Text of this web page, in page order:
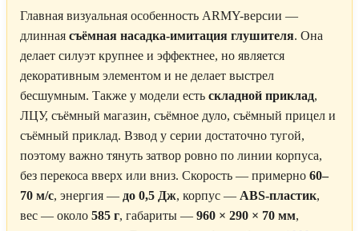
Главная визуальная особенность ARMY-версии —
длинная съёмная насадка-имитация глушителя. Она
делает силуэт крупнее и эффектнее, но является
декоративным элементом и не делает выстрел
бесшумным. Также у модели есть складной приклад,
ЛЦУ, съёмный магазин, съёмное дуло, съёмный прицел и
съёмный приклад. Взвод у серии достаточно тугой,
поэтому важно тянуть затвор ровно по линии корпуса,
без перекоса вверх или вниз. Скорость — примерно 60–
70 м/с, энергия — до 0,5 Дж, корпус — ABS-пластик,
вес — около 585 г, габариты — 960 × 290 × 70 мм,